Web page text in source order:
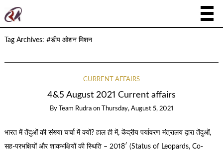
Tag Archives: #डीप ओशन मिशन
CURRENT AFFAIRS
4&5 August 2021 Current affairs
By Team Rudra on Thursday, August 5, 2021
भारत में तेंदुओं की संख्या चर्चा में क्यों? हाल ही में, केंद्रीय पर्यावरण मंत्रालय द्वारा तेंदुओं,
सह-परभक्षियों और शाकभक्षियों की स्थिति – 2018′ (Status of Leopards, Co-